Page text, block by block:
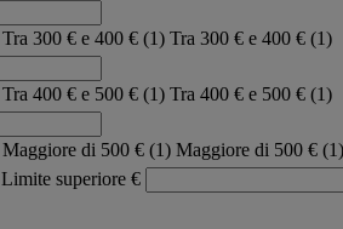
Tra 300 € e 400 € (1) Tra 300 € e 400 € (1)
Tra 400 € e 500 € (1) Tra 400 € e 500 € (1)
Maggiore di 500 € (1) Maggiore di 500 € (1)
Limite superiore €